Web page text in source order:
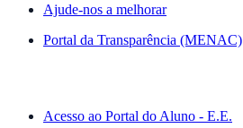
Ajude-nos a melhorar
Portal da Transparência (MENAC)
Acesso ao Portal do Aluno - E.E.